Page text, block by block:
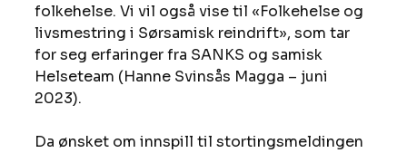
folkehelse. Vi vil også vise til «Folkehelse og
livsmestring i Sørsamisk reindrift», som tar
for seg erfaringer fra SANKS og samisk
Helseteam (Hanne Svinsås Magga – juni
2023).
Da ønsket om innspill til stortingsmeldingen